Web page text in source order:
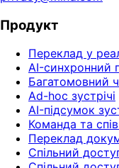
Продукт
Переклад у
AI-синхронний
Багатомовний
Ad-hoc зустрічі
AI-підсумок
Команда та
Переклад
Спільний